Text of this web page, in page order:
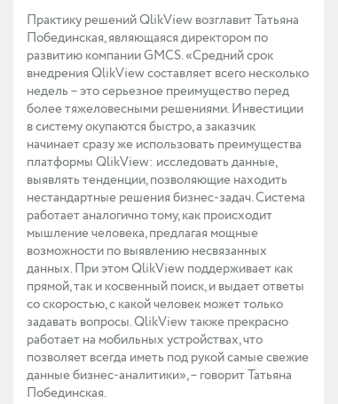
Практику решений QlikView возглавит Татьяна
Побединская, являющаяся директором по
развитию компании GMCS. «Средний срок
внедрения QlikView составляет всего несколько
недель – это серьезное преимущество перед
более тяжеловесными решениями. Инвестиции
в систему окупаются быстро, а заказчик
начинает сразу же использовать преимущества
платформы QlikView: исследовать данные,
выявлять тенденции, позволяющие находить
нестандартные решения бизнес-задач. Система
работает аналогично тому, как происходит
мышление человека, предлагая мощные
возможности по выявлению несвязанных
данных. При этом QlikView поддерживает как
прямой, так и косвенный поиск, и выдает ответы
со скоростью, с какой человек может только
задавать вопросы. QlikView также прекрасно
работает на мобильных устройствах, что
позволяет всегда иметь под рукой самые свежие
данные бизнес-аналитики», – говорит Татьяна
Побединская.